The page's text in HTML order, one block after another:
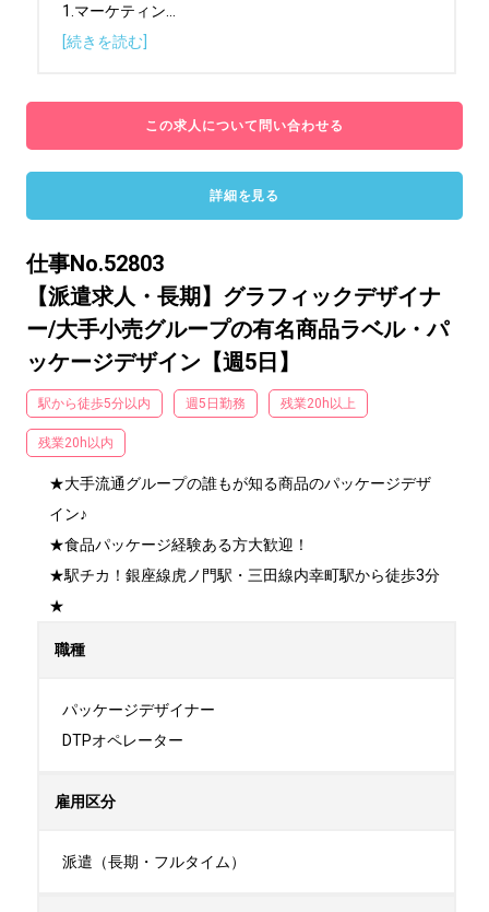
1.マーケティン
[続きを読む]
この求人について問い合わせる
詳細を見る
仕事No.52803
【派遣求人・長期】グラフィックデザイナ
ー/大手小売グループの有名商品ラベル・パ
ッケージデザイン【週5日】
駅から徒歩5分以内 週5日勤務 残業20h以上
残業20h以内
★大手流通グループの誰もが知る商品のパッケージデザ
イン♪
★食品パッケージ経験ある方大歓迎！
★駅チカ！銀座線虎ノ門駅・三田線内幸町駅から徒歩3分
★
職種
パッケージデザイナー
DTPオペレーター
雇用区分
派遣（長期・フルタイム）